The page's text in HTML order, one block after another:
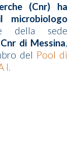
(Cnr) ha
della sede
di Messina,
del Pool di
I.